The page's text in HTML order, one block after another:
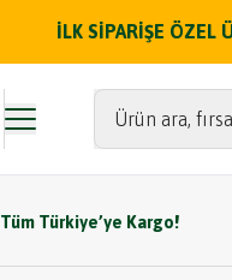
İLK SİPARİŞE ÖZEL
Ürün ara,
Tüm Türkiye’ye Kargo!